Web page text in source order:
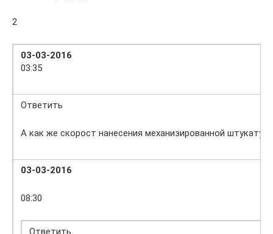
2
03-03-2016
03:35
Ответить
А как же скорост нанесения механизированной
03-03-2016
08:30
Ответить